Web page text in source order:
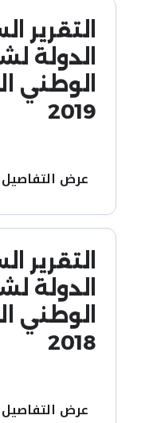
التقرير
الدولة
الوطني
2019
عرض التفاصيل
التقرير
الدولة
الوطني
2018
عرض التفاصيل